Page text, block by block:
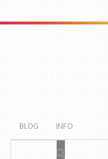
BLOG INFO